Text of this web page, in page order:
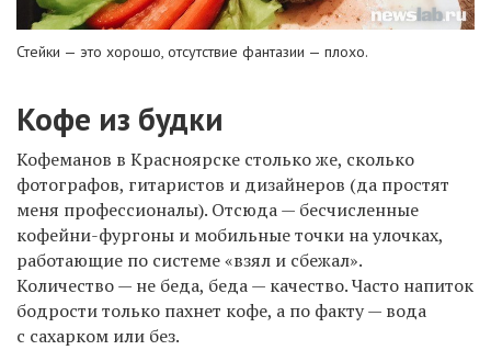
Стейки — это хорошо, отсутствие фантазии — плохо.
Кофе из будки
Кофеманов в Красноярске столько же, сколько
фотографов, гитаристов и дизайнеров (да простят
меня профессионалы). Отсюда — бесчисленные
кофейни-фургоны и мобильные точки на улочках,
работающие по системе «взял и сбежал».
Количество — не беда, беда — качество. Часто напиток
бодрости только пахнет кофе, а по факту — вода
с сахарком или без.